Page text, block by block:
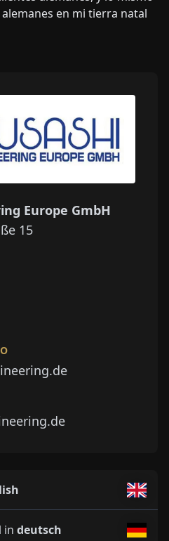
en mi tierra natal
Europe GmbH
15
in deutsch